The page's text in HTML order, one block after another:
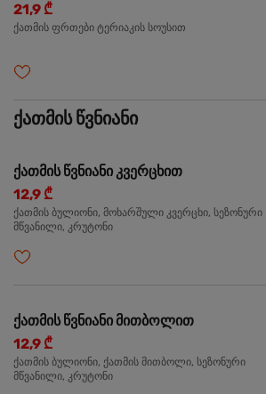
21,9 ₾
ქათმის ფრთები ტერიაკის სოუსით
ქათმის წვნიანი
ქათმის წვნიანი კვერცხით
12,9 ₾
ქათმის ბულიონი, მოხარშული კვერცხი, სეზონური
მწვანილი, კრუტონი
ქათმის წვნიანი მითბოლით
12,9 ₾
ქათმის ბულიონი, ქათმის მითბოლი, სეზონური
მწვანილი, კრუტონი